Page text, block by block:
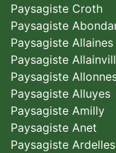
Paysagiste Croth
Paysagiste
Paysagiste
Paysagiste
Paysagiste
Paysagiste Alluyes
Paysagiste Amilly
Paysagiste Anet
Paysagiste Ardelles